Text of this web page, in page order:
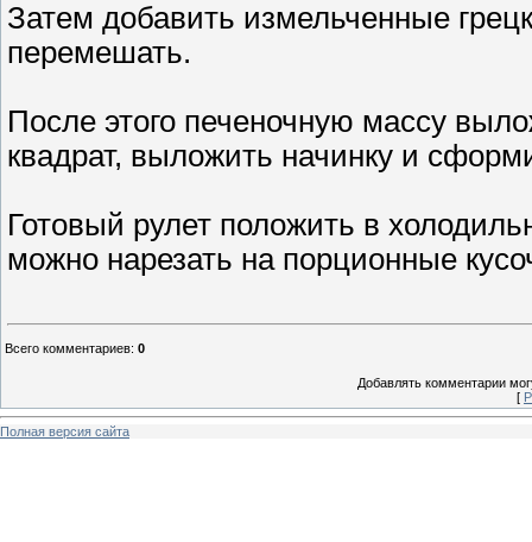
Затем добавить измельченные
перемешать.
После этого печеночную массу
квадрат, выложить начинку и
Готовый рулет положить в
можно нарезать на порционные
Всего комментариев: 0
Добавлять комментарии
[
Полная версия сайта